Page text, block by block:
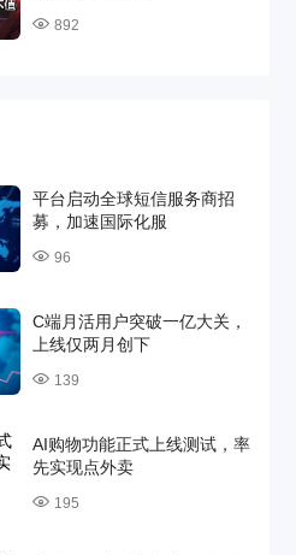
892
平台启动全球短信服务商招
募，加速国际化服
96
C端月活用户突破一亿大关，
上线仅两月创下
139
AI购物功能正式上线测试，率
先实现点外卖
195